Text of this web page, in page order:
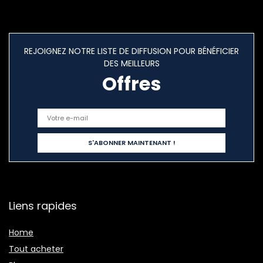
REJOIGNEZ NOTRE LISTE DE DIFFUSION POUR BÉNÉFICIER
DES MEILLEURS
Offres
Liens rapides
Home
Tout acheter